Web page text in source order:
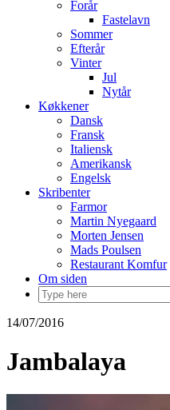
Forår
Fastelavn
Sommer
Efterår
Vinter
Jul
Nytår
Køkkener
Dansk
Fransk
Italiensk
Amerikansk
Engelsk
Skribenter
Farmor
Martin Nyegaard
Morten Jensen
Mads Poulsen
Restaurant Komfur
Om siden
14/07/2016
Jambalaya